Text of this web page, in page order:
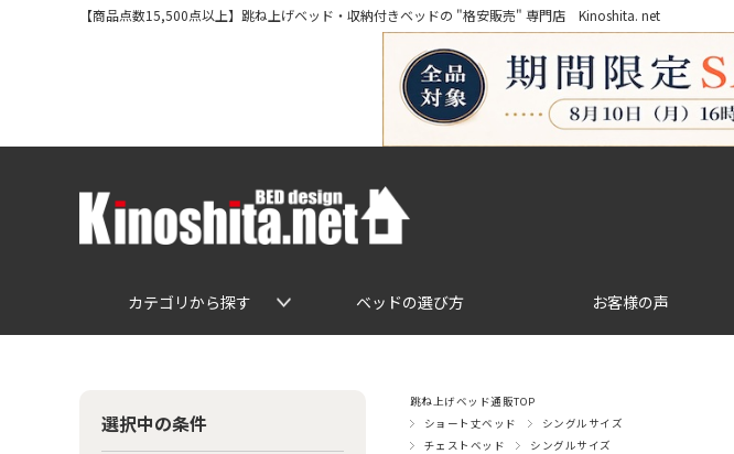
【商品点数15,500点以上】跳ね上げベッド・収納付きベッドの "格安販売" 専門店 Kinoshita. net
カテゴリから探す ベッドの選び方 お客様の声
跳ね上げベッド通販TOP
ショート丈ベッド
シングルサイズ
チェストベッド
シングルサイズ
選択中の条件